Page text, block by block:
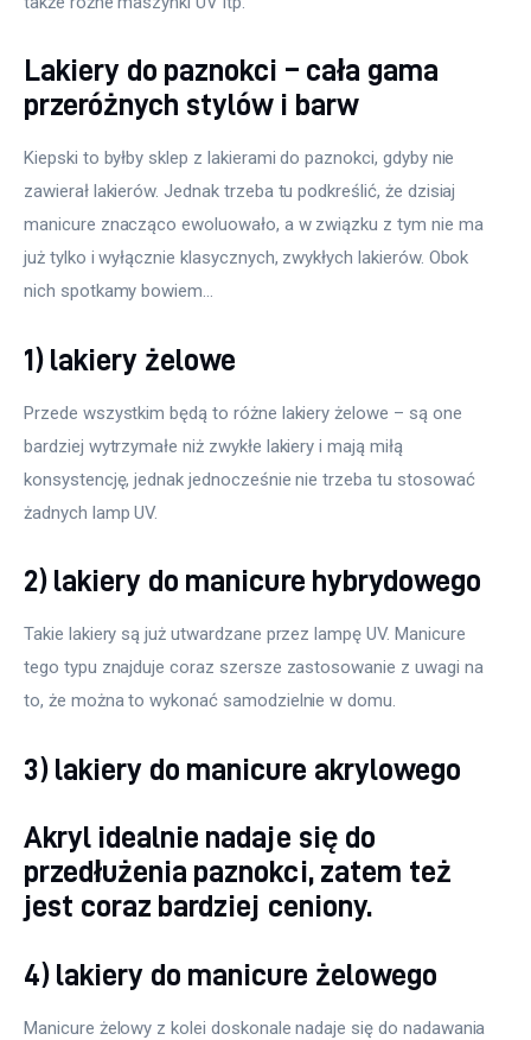
Lakiery do paznokci – cała gama
przeróżnych stylów i barw
Kiepski to byłby sklep z lakierami do paznokci, gdyby nie
zawierał lakierów. Jednak trzeba tu podkreślić, że dzisiaj
manicure znacząco ewoluowało, a w związku z tym nie ma
już tylko i wyłącznie klasycznych, zwykłych lakierów. Obok
nich spotkamy bowiem…
1) lakiery żelowe
Przede wszystkim będą to różne lakiery żelowe – są one
bardziej wytrzymałe niż zwykłe lakiery i mają miłą
konsystencję, jednak jednocześnie nie trzeba tu stosować
żadnych lamp UV.
2) lakiery do manicure hybrydowego
Takie lakiery są już utwardzane przez lampę UV. Manicure
tego typu znajduje coraz szersze zastosowanie z uwagi na
to, że można to wykonać samodzielnie w domu.
3) lakiery do manicure akrylowego
Akryl idealnie nadaje się do
przedłużenia paznokci, zatem też
jest coraz bardziej ceniony.
4) lakiery do manicure żelowego
Manicure żelowy z kolei doskonale nadaje się do nadawania